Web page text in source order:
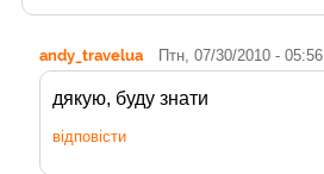
andy_travelua Птн, 07/30/2010 - 05:56
дякую, буду знати
відповісти